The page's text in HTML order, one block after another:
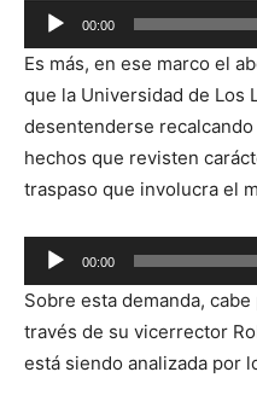
Reproductor
de
audio
00:00
Es más, en ese marco el
que la Universidad de Los
desentenderse
hechos que revisten
traspaso que involucra el
Reproductor
de
audio
00:00
Sobre esta demanda,
través de su vicerrector
está siendo analizada por